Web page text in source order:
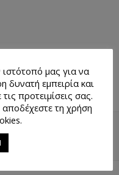
μας για να
δυνατή εμπειρία και
προτειμίσεις σας.
τη χρήση